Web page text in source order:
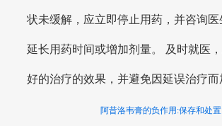
状未缓解，应立即停止用药，并咨询
延长用药时间或增加剂量。 及时就医
好的治疗的效果，并避免因延误治疗而
阿昔洛韦膏的负作用:保存和处置